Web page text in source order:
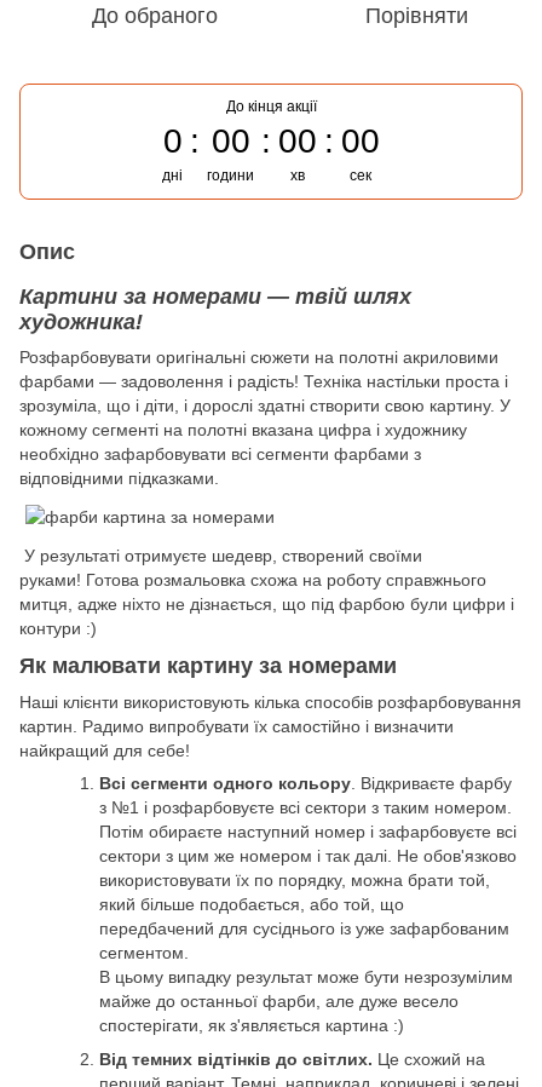
До обраного Порівняти
До кінця акції
0
дні
00
години
00
хв
00
сек
Опис
Картини за номерами — твій шлях
художника!
Розфарбовувати оригінальні сюжети на полотні акриловими
фарбами — задоволення і радість! Техніка настільки проста і
зрозуміла, що і діти, і дорослі здатні створити свою картину. У
кожному сегменті на полотні вказана цифра і художнику
необхідно зафарбовувати всі сегменти фарбами з
відповідними підказками.
У результаті отримуєте шедевр, створений своїми
руками! Готова розмальовка схожа на роботу справжнього
митця, адже ніхто не дізнається, що під фарбою були цифри і
контури :)
Як малювати картину за номерами
Наші клієнти використовують кілька способів розфарбовування
картин. Радимо випробувати їх самостійно і визначити
найкращий для себе!
Всі сегменти одного кольору . Відкриваєте фарбу
з №1 і розфарбовуєте всі сектори з таким номером.
Потім обираєте наступний номер і зафарбовуєте всі
сектори з цим же номером і так далі. Не обов'язково
використовувати їх по порядку, можна брати той,
який більше подобається, або той, що
передбачений для сусіднього із уже зафарбованим
сегментом.
В цьому випадку результат може бути незрозумілим
майже до останньої фарби, але дуже весело
спостерігати, як з'являється картина :)
Від темних відтінків до світлих. Це схожий на